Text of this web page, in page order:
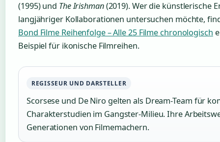
(1995) und The Irishman(2019). Wer die künstlerische
langjähriger Kollaborationen untersuchen möchte,
Bond Filme Reihenfolge – Alle 25 Filme chronologisch
Beispiel für ikonische Filmreihen.
REGISSEUR UND DARSTELLER
Scorsese und De Niro gelten als Dream-Team für
Charakterstudien im Gangster-Milieu. Ihre
Generationen von Filmemachern.